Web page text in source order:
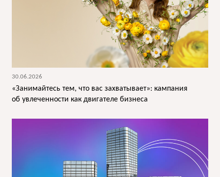
30.06.2026
«Занимайтесь тем, что вас захватывает»: кампания
об увлеченности как двигателе бизнеса